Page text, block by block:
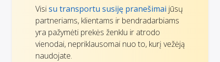
Visisu transportu susiję pranešimai jūsų
partneriams, klientams ir bendradarbiams
yra pažymėti prekės ženklu ir atrodo
vienodai, nepriklausomai nuo to, kurį vežėją
naudojate.